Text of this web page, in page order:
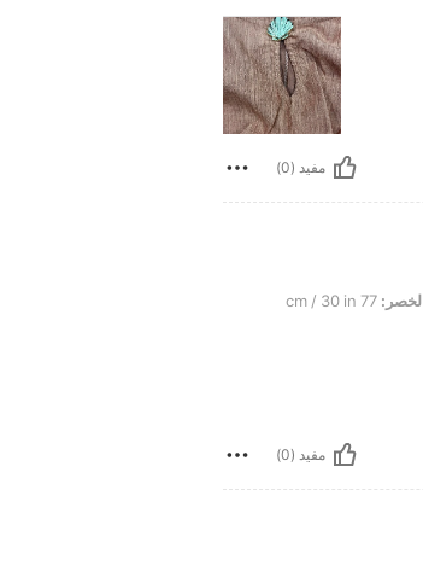
مفيد (0)
الخصر:
مفيد (0)